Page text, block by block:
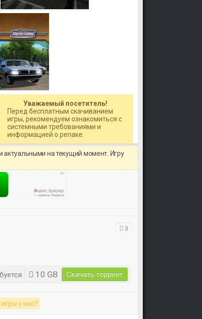
Уважаемый посетитель!
Перед бесплатным скачиванием
игры, рекомендуем ознакомиться с
системными требованиями и
информацией о репаке.
на текущий момент. Игру
10 GB Скачать торрент
3
у нас?